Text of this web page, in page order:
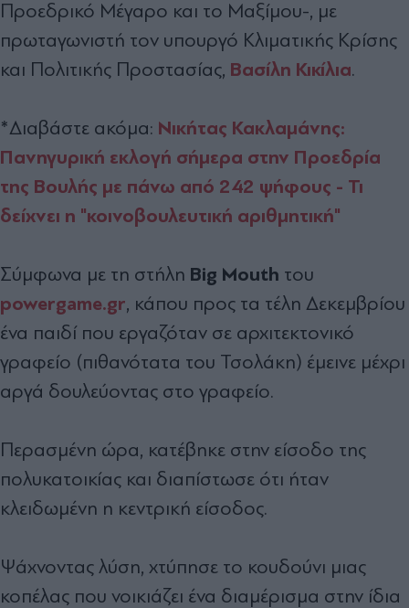
Προεδρικό Μέγαρο και το Μαξίμου-, με
πρωταγωνιστή τον υπουργό Κλιματικής Κρίσης
και Πολιτικής Προστασίας, Βασίλη Κικίλια.
*Διαβάστε ακόμα: Νικήτας Κακλαµάνης:
Πανηγυρική εκλογή σήμερα στην Προεδρία
της Βουλής με πάνω από 242 ψήφους - Τι
δείχνει η "κοινοβουλευτική αριθµητική"
Σύμφωνα με τη στήλη Big Mouth του
powergame.gr, κάπου προς τα τέλη Δεκεμβρίου
ένα παιδί που εργαζόταν σε αρχιτεκτονικό
γραφείο (πιθανότατα του Τσολάκη) έμεινε μέχρι
αργά δουλεύοντας στο γραφείο.
Περασμένη ώρα, κατέβηκε στην είσοδο της
πολυκατοικίας και διαπίστωσε ότι ήταν
κλειδωμένη η κεντρική είσοδος.
Ψάχνοντας λύση, χτύπησε το κουδούνι μιας
κοπέλας που νοικιάζει ένα διαμέρισμα στην ίδια